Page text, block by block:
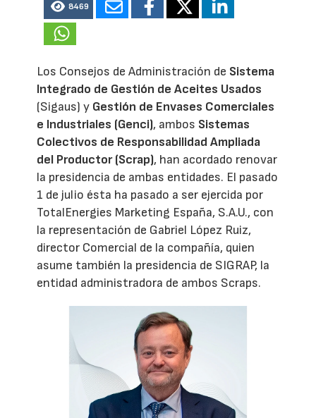
8469
Los Consejos de Administración de Sistema
Integrado de Gestión de Aceites Usados
(Sigaus) y Gestión de Envases Comerciales
e Industriales (Genci), ambos Sistemas
Colectivos de Responsabilidad Ampliada
del Productor (Scrap), han acordado renovar
la presidencia de ambas entidades. El pasado
1 de julio ésta ha pasado a ser ejercida por
TotalEnergies Marketing España, S.A.U., con
la representación de Gabriel López Ruiz,
director Comercial de la compañía, quien
asume también la presidencia de SIGRAP, la
entidad administradora de ambos Scraps.